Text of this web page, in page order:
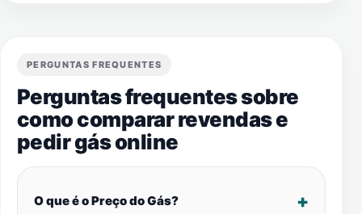
PERGUNTAS FREQUENTES
Perguntas frequentes sobre
como comparar revendas e
pedir gás online
O que é o Preço do Gás?